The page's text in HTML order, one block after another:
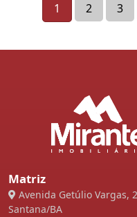
1 2 3
Matriz
Avenida Getúlio Vargas,
Santana/BA